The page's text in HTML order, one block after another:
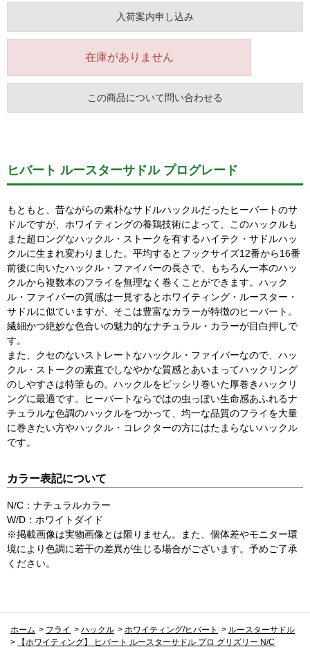
入荷案内申し込み
在庫がありません
この商品について問い合わせる
ヒバート ルースターサドル プログレード
もともと、昔ながらの素朴なサドルハックルだったヒーバートのサ
ドルですが、ホワイティングの養鶏技術によって、このハックルも
また超ロングなハックル・ストークを有するハイテク・サドルハッ
クルに生まれ変わりました。平均するとフックサイズ12番から16番
前後に向いたハックル・ファイバーの長さで、もちろん一本のハッ
クルから複数本のフライを無理なく巻くことができます。ハック
ル・ファイバーの質感は一見するとホワイティング・ルースター・
サドルに似ていますが、そこは豊富なカラーが特徴のヒーバート。
繊細かつ絶妙な色合いの魅力的なナチュラル・カラーが目白押しで
す。
また、クセのないストレートなハックル・ファイバーなので、ハッ
クル・ストークの素直でしなやかな質感とあいまってハックリング
のしやすさは特筆もの。ハックルをビッシリ巻いた厚巻きハックリ
ングに最適です。ヒーバートならではの虫っぽい生命感あふれるナ
チュラルな色調のハックルをつかって、均一な品質のフライを大量
に巻きたい方やハックル・コレクターの方にはたまらないハックル
です。
カラー表記について
N/C：ナチュラルカラー
W/D：ホワイトダイド
※掲載画像は実物画像とは限りません。また、個体差やモニター環
境により色調に若干の差異が生じる場合がございます。予めご了承
ください。
ホーム > フライ > ハックル > ホワイティング/ヒバート > ルースターサドル
>
【ホワイティング】 ヒバート ルースターサドル プロ グリズリー N/C